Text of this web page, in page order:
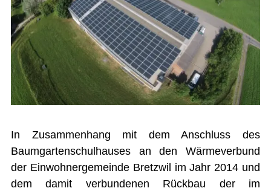
Leistungskataster Bretzwil
Mitarbeiter Gemeinde Bretzwil
Notariat Basel-Landschaft
ÖREB-Kataster
Photovoltaikanlage
Reglemente und Verordnungen
Sömmerungsbetrieb Stierenberg
Strafregisterauszug
Unentgeltliche Rechtsauskunft
Zivilstandsamt
BILDUNG
KULTUR UND FREIZEIT
SOZIALES / GESUNDHEIT
In Zusammenhang mit dem Anschluss des
Baumgartenschulhauses an den Wärmeverbund
der Einwohnergemeinde Bretzwil im Jahr 2014 und
dem damit verbundenen Rückbau der im